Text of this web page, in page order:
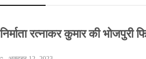
निर्माता रत्नाकर कुमार की